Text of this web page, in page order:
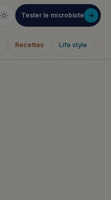
Tester le microbiote
Recettes Life style